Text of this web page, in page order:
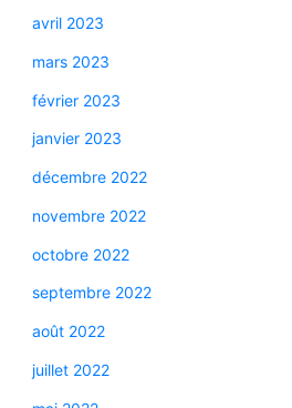
avril 2023
mars 2023
février 2023
janvier 2023
décembre 2022
novembre 2022
octobre 2022
septembre 2022
août 2022
juillet 2022